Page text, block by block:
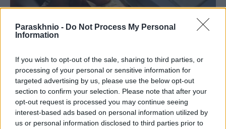
Paraskhnio - Do Not Process My Personal
Information
If you wish to opt-out of the sale, sharing to third parties, or
processing of your personal or sensitive information for
targeted advertising by us, please use the below opt-out
section to confirm your selection. Please note that after your
opt-out request is processed you may continue seeing
interest-based ads based on personal information utilized by
us or personal information disclosed to third parties prior to
ΟΙΚΟΝΟΜΊΑ
Ο «χάρτης» πληρωμών από τον e-ΕΦΚΑ και τη ΔΥΠΑ
έως τις 14 Αυγούστου
ΑΝΑΡΤΗΘΗΚΕ ΑΠΟ ΕΛΕΑΝΑ ΖΑΜΠΑΡΑ 8 ΑΥΓΟΎΣΤΟΥ 2026